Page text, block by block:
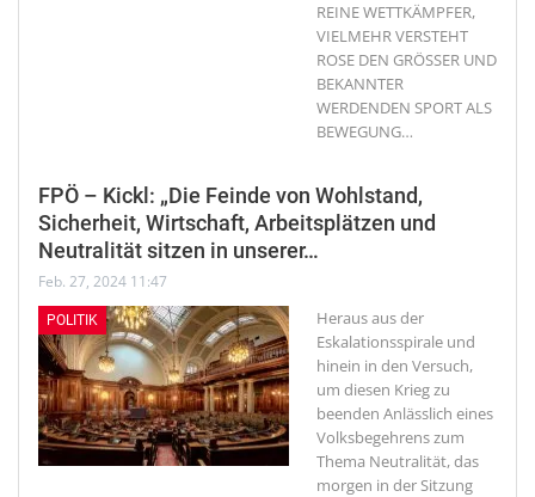
REINE WETTKÄMPFER,
VIELMEHR VERSTEHT
ROSE DEN GRÖSSER UND
BEKANNTER
WERDENDEN SPORT ALS
BEWEGUNG…
FPÖ – Kickl: „Die Feinde von Wohlstand,
Sicherheit, Wirtschaft, Arbeitsplätzen und
Neutralität sitzen in unserer…
Feb. 27, 2024 11:47
POLITIK
Heraus aus der
Eskalationsspirale und
hinein in den Versuch,
um diesen Krieg zu
beenden Anlässlich eines
Volksbegehrens zum
Thema Neutralität, das
morgen in der Sitzung